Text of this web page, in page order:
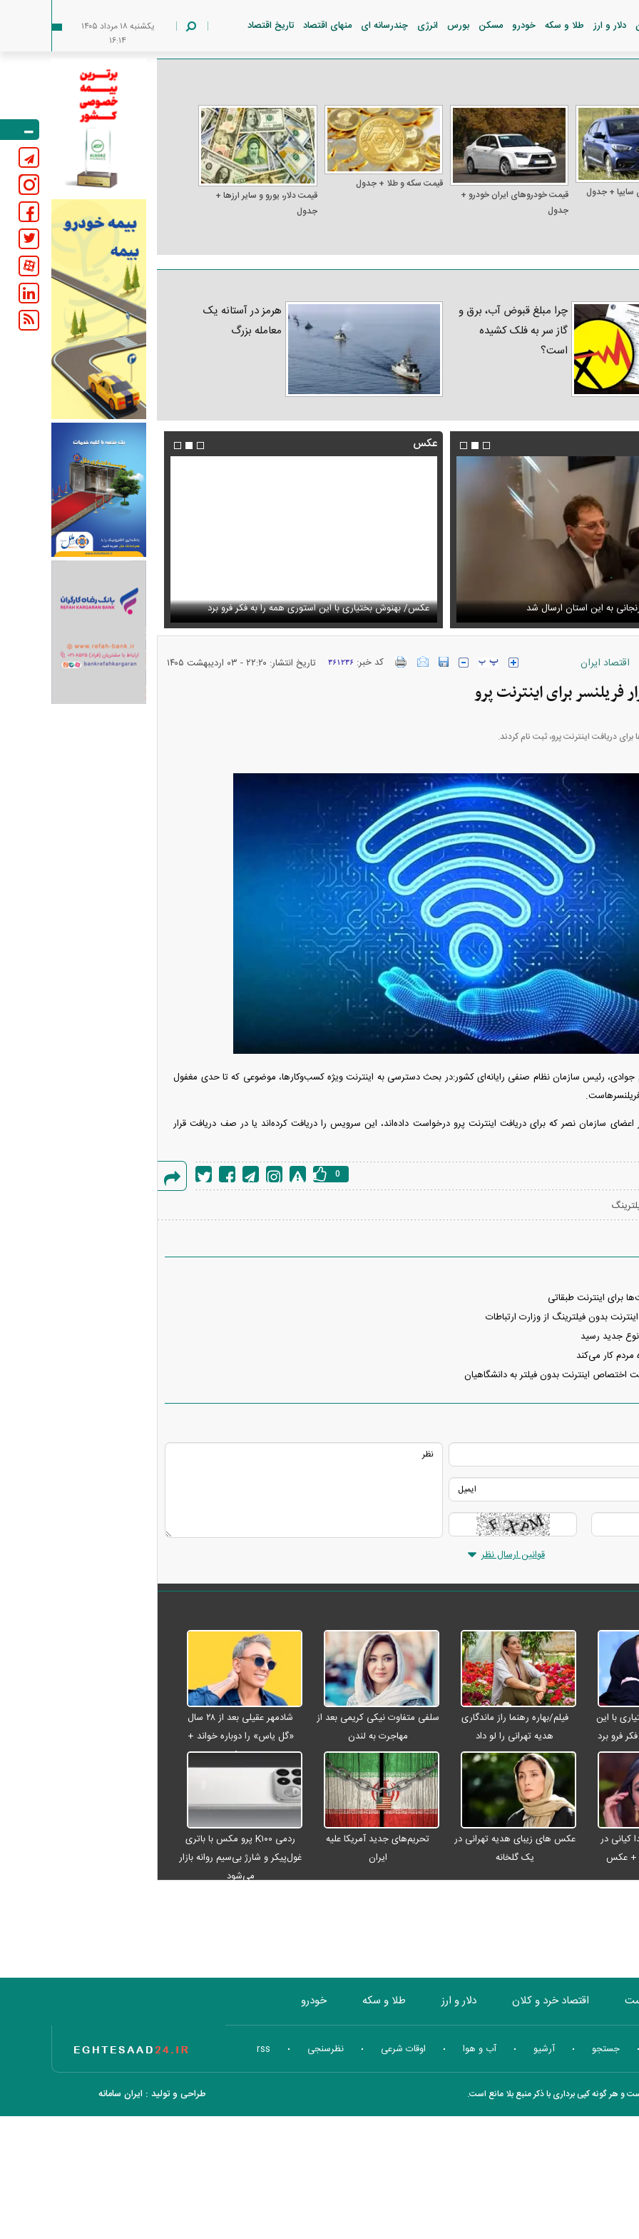
دلار و ارز طلا و سکه خودرو مسکن بورس انرژی چندرسانه ای منهای اقتصاد تاریخ اقتصاد
يکشنبه ۱۸ مرداد ۱۴۰۵
۱۶:۱۴
+ جدول
قیمت خودرو‌های ایران خودرو +
جدول
قیمت سکه و طلا + جدول
قیمت دلار، یورو و سایر ارز‌ها +
جدول
چرا مبلغ قبوض آب، برق و
گاز سر به فلک کشیده
است؟
هرمز در آستانه یک
معامله بزرگ
به این استان ارسال شد
انجام داد
فیلم/ پزشکیان: دشمنان می‌دانند چه کسانی را
عکس
نظام‌دوست در سالگرد ماه‌چهره خلیلی عکس/ بهنوش بختیاری با این استوری همه را به فکر فرو برد حذف خبر مربوط به محسن رضایی از
اقتصاد ایران کد خبر: ۳۶۱۲۳۶ تاریخ انتشار: ۲۲:۲۰ - ۰۳ ارديبهشت ۱۴۰۵
رئیس سازمان نظام صنفی رایانه‌ای کشور:در بحث دسترسی به اینترنت ویژه کسب‌وکارها، موضوعی که تا حدی مغفول
درصد از اعضای سازمان نصر که برای دریافت اینترنت پرو درخواست داده‌اند، این سرویس را دریافت کرده‌اند یا در صف دریافت قرار
گزارش
0
برای اینترنت طبقاتی
بدون فیلترینگ از وزارت ارتباطات
نوع جدید رسید
مردم کار می‌کند
اختصاص اینترنت بدون فیلتر به دانشگاهیان
قوانین ارسال نظر
با این
فرو برد
فیلم/بهاره رهنما راز ماندگاری
هدیه تهرانی را لو داد
سلفی متفاوت نیکی کریمی بعد از
مهاجرت به لندن
شادمهر عقیلی بعد از ۲۸ سال
«گل یاس» را دوباره خواند +
ویدئو
کیانی در
+ عکس
عکس های زیبای هدیه تهرانی در
یک گلخانه
تحریم‌های جدید آمریکا علیه
ایران
ردمی K۱۰۰ پرو مکس با باتری
غول‌پیکر و شارژ بی‌سیم روانه بازار
می‌شود
+ جدول
مسکن؛ فنر
شده
کارنامه مردود محسن پاک‌ نژاد؛ از افت شدید
درآمد ارزی تا بازی با عزل و نصب‌ها
۱۴۰۵
خودرو ۳ میلیارد تومان! / رانت
چیست؟
آغاز فروش فوری تویوتا RAV۴ مدل ۲۰۲۵ +
جزئیات
واردات خودرو گران‌تر شد/ جهش گواهی
اسقاط و محدودیت جدید در مناطق آزاد
اقتصاد خرد و کلان دلار و ارز طلا و سکه خودرو
بورس انرژی چندرسانه ای منهای اقتصاد تاریخ اقتصاد جستجو آرشیو آب و هوا اوقات شرعی نظرسنجی rss
طراحی و تولید : ایران سامانه